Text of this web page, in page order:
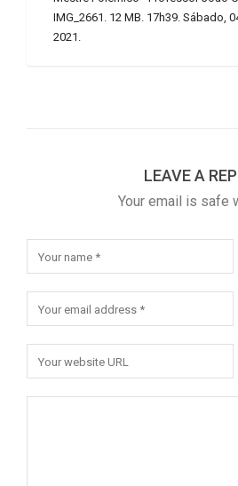
IMG_2661. 12 MB. 17h39. Sábado,
2021.
LEAVE A
Your email is safe